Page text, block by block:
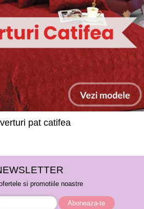
pat catifea
si promotiile noastre